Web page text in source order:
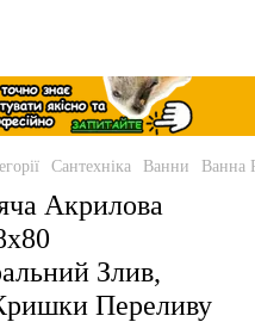
Сантехніка Ванни Ванна
Акрилова
Злив,
Переливу